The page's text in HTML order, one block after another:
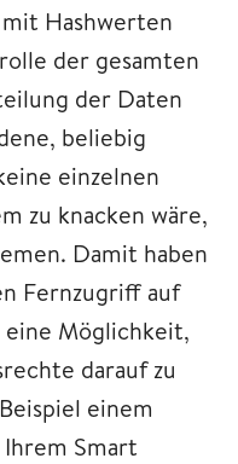
Hashwerten
der gesamten
der Daten
beliebig
einzelnen
zu knacken wäre,
Damit haben
Fernzugriff auf
eine Möglichkeit,
darauf zu
einem
Smart